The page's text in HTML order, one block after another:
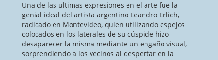
Una de las ultimas expresiones en el arte fue la
genial ideal del artista argentino Leandro Erlich,
radicado en Montevideo, quien utilizando espejos
colocados en los laterales de su cúspide hizo
desaparecer la misma mediante un engaño visual,
sorprendiendo a los vecinos al despertar en la